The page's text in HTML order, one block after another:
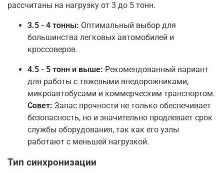
рассчитаны на нагрузку от 3 до 5 тонн.
3.5 - 4 тонны: Оптимальный выбор для
большинства легковых автомобилей и
кроссоверов.
4.5 - 5 тонн и выше: Рекомендованный вариант
для работы с тяжелыми внедорожниками,
микроавтобусами и коммерческим транспортом.
Совет: Запас прочности не только обеспечивает
безопасность, но и значительно продлевает срок
службы оборудования, так как его узлы
работают с меньшей нагрузкой.
Тип синхронизации